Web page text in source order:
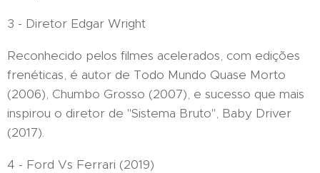
3 - Diretor Edgar Wright
Reconhecido pelos filmes acelerados, com edições
frenéticas, é autor de Todo Mundo Quase Morto
(2006), Chumbo Grosso (2007), e sucesso que mais
inspirou o diretor de "Sistema Bruto", Baby Driver
(2017).
4 - Ford Vs Ferrari (2019)